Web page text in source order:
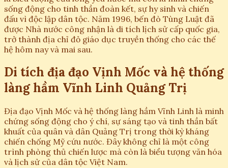
sống động cho tinh thần đoàn kết, sự hy sinh và chiến
đấu vì độc lập dân tộc. Năm 1996, bến đò Tùng Luật đã
được Nhà nước công nhận là di tích lịch sử cấp quốc gia,
trở thành địa chỉ đỏ giáo dục truyền thống cho các thế
hệ hôm nay và mai sau.
Di tích địa đạo Vịnh Mốc và hệ thống
làng hầm Vĩnh Linh Quảng Trị
Địa đạo Vịnh Mốc và hệ thống làng hầm Vĩnh Linh là minh
chứng sống động cho ý chí, sự sáng tạo và tinh thần bất
khuất của quân và dân Quảng Trị trong thời kỳ kháng
chiến chống Mỹ cứu nước. Đây không chỉ là một công
trình phòng thủ chiến lược mà còn là biểu tượng văn hóa
và lịch sử của dân tộc Việt Nam.